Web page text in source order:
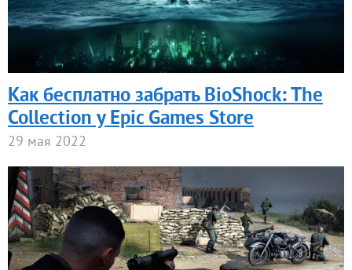
Как бесплатно забрать BioShock: The
Collection у Epic Games Store
29 мая 2022